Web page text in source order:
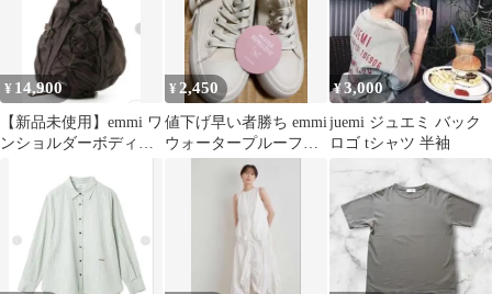
¥ 14,900
【新品未使用】emmi ワ
ンショルダーボディバ
¥2,450
値下げ早い者勝ち emmi
ウォータープルーフス
ニーカー 撥水加工デザ
¥3,000
juemi ジュエミ バック
ロゴ tシャツ 半袖